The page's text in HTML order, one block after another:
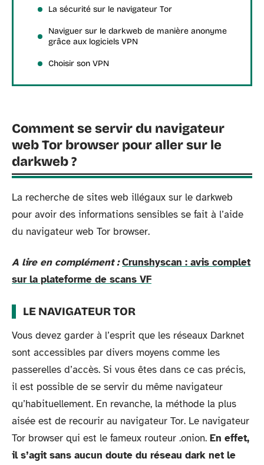
La sécurité sur le navigateur Tor
Naviguer sur le darkweb de manière anonyme
grâce aux logiciels VPN
Choisir son VPN
Comment se servir du navigateur
web Tor browser pour aller sur le
darkweb ?
La recherche de sites web illégaux sur le darkweb
pour avoir des informations sensibles se fait à l’aide
du navigateur web Tor browser.
A lire en complément : Crunshyscan : avis complet
sur la plateforme de scans VF
LE NAVIGATEUR TOR
Vous devez garder à l’esprit que les réseaux Darknet
sont accessibles par divers moyens comme les
passerelles d’accès. Si vous êtes dans ce cas précis,
il est possible de se servir du même navigateur
qu’habituellement. En revanche, la méthode la plus
aisée est de recourir au navigateur Tor. Le navigateur
Tor browser qui est le fameux routeur .onion. En effet,
il s’agit sans aucun doute du réseau dark net le